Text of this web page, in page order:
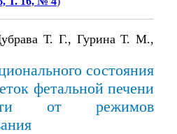
Т. Г., Гурина Т. М.,
состояния
фетальной печени
от режимов